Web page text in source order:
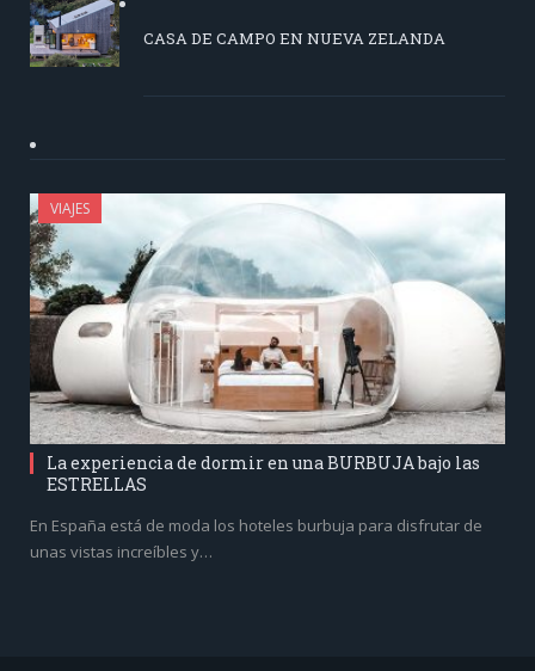
CASA DE CAMPO EN NUEVA ZELANDA
VIAJES
La experiencia de dormir en una BURBUJA bajo las
ESTRELLAS
En España está de moda los hoteles burbuja para disfrutar de
unas vistas increíbles y…